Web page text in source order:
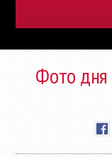
Фото дня